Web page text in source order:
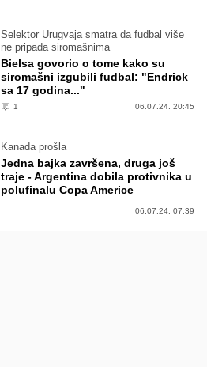
Selektor Urugvaja smatra da fudbal više
ne pripada siromašnima
Bielsa govorio o tome kako su
siromašni izgubili fudbal: "Endrick
sa 17 godina..."
1 06.07.24. 20:45
Kanada prošla
Jedna bajka završena, druga još
traje - Argentina dobila protivnika u
polufinalu Copa Americe
06.07.24. 07:39